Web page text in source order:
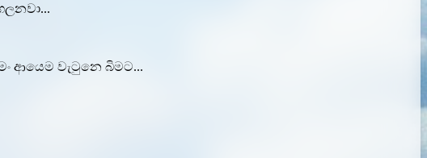
ආයෙම වැටුනෙ බිමට...